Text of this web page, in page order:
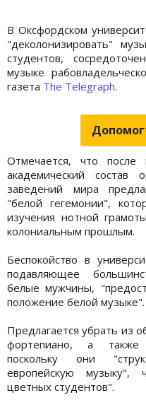
В Оксфордском
"деколонизировать"
студентов,
музыке
газета The Telegraph.
Отмечается, что после
академический
заведений мира
"белой гегемонии",
изучения нотной
колониальным прошлым.
Беспокойство в
подавляющее
белые мужчины,
положение белой музыке".
Предлагается убрать из
фортепиано, а также
поскольку они
европейскую музыку",
цветных студентов".